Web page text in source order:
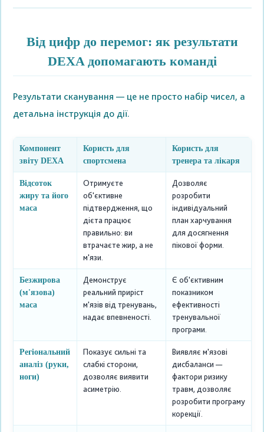
Від цифр до перемог: як результати
DEXA допомагають команді
Результати сканування — це не просто набір чисел, а
детальна інструкція до дії.
Компонент
звіту DEXA
Користь для
спортсмена
Користь для
тренера та лікаря
Відсоток
жиру та його
маса
Отримуєте
об'єктивне
підтвердження, що
дієта працює
правильно: ви
втрачаєте жир, а не
м'язи.
Дозволяє
розробити
індивідуальний
план харчування
для досягнення
пікової форми.
Безжирова
(м'язова)
маса
Демонструє
реальний приріст
м'язів від тренувань,
надає впевненості.
Є об'єктивним
показником
ефективності
тренувальної
програми.
Регіональний
аналіз (руки,
ноги)
Показує сильні та
слабкі сторони,
дозволяє виявити
асиметрію.
Виявляє м'язові
дисбаланси —
фактори ризику
травм, дозволяє
розробити програму
корекції.